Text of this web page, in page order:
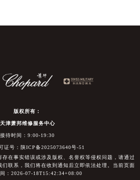
版权所有：
天津萧邦维修服务中心
接待时间：9:00-19:30
证号：陕ICP备2025073640号-51
在事实错误或涉及版权、名誉权等侵权问题，请通过
们联系，我们将在收到通知后立即依法处理。当前页面
：2026-07-18T15:42:34+08:00